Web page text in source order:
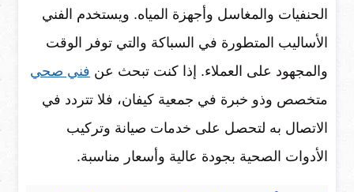
الحنفيات والمغاسل وأجهزة المياه. ويستخدم الفني
الأساليب المتطورة في السباكة والتي توفر الوقت
والمجهود على العملاء. إذا كنت تبحث عن فني صحي
متخصص وذو خبرة في جمعية كيفان، فلا تتردد في
الاتصال به لتحصل على خدمات صيانة وتركيب
الأدوات الصحية بجودة عالية وأسعار مناسبة.